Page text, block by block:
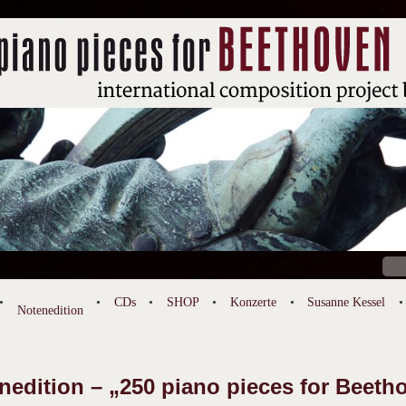
Notenedition
CDs SHOP Konzerte Susanne Kessel
– „250 piano pieces for